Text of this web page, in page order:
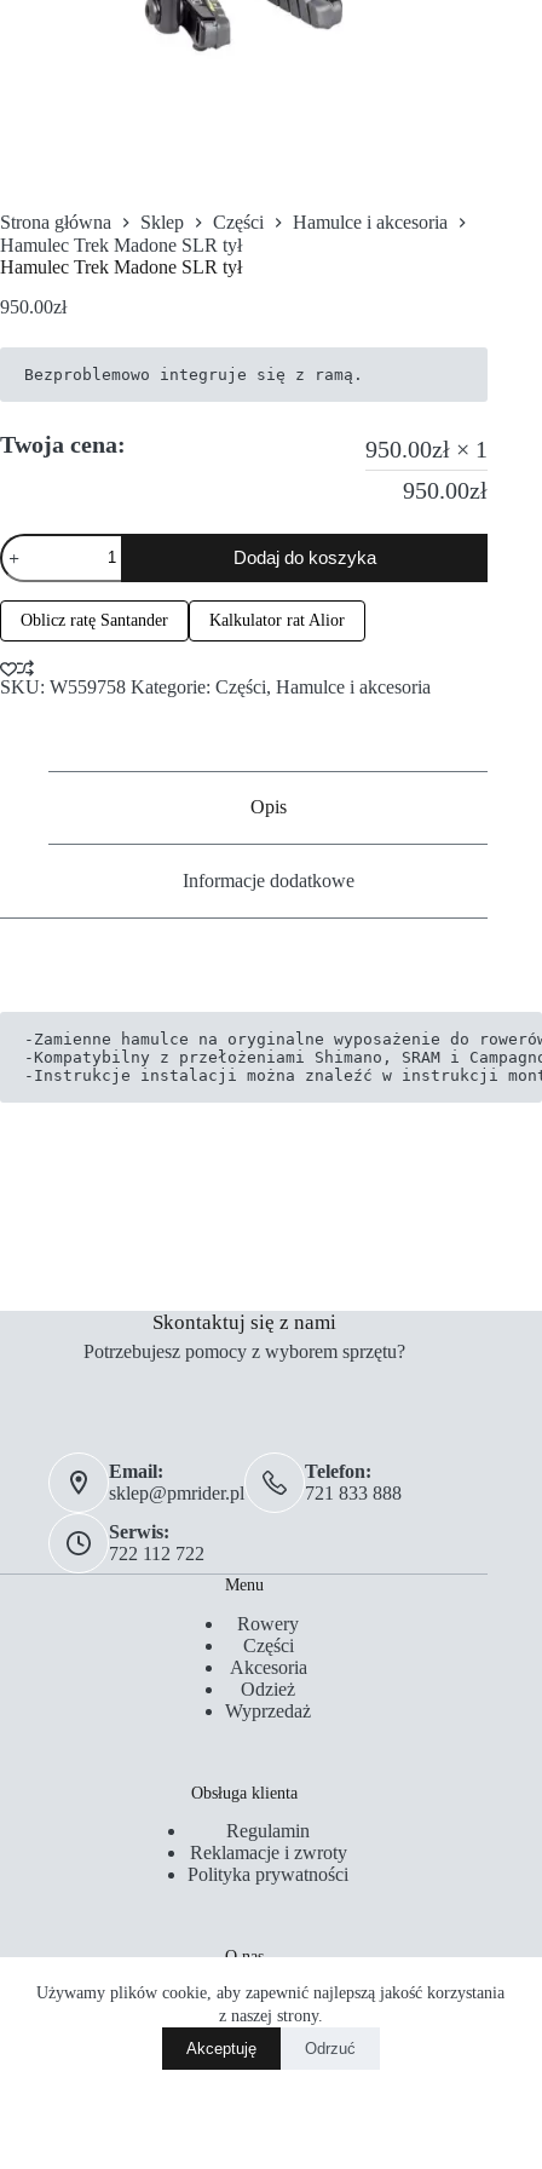
Używamy plików cookie, aby zapewnić najlepszą jakość korzystania
z naszej strony.
Akceptuję
Odrzuć
Strona główna Sklep Części
Hamulce i akcesoria
Hamulec Trek Madone SLR tył
Hamulec Trek Madone SLR tył
950.00zł
Bezproblemowo integruje się z ramą.
Twoja cena: 950.00zł × 1
950.00zł
Dodaj do koszyka
Oblicz ratę Santander Kalkulator rat Alior
SKU: W559758 Kategorie: Części, Hamulce i akcesoria
Opis
Informacje dodatkowe
-Zamienne hamulce na oryginalne wyposażenie do
-Kompatybilny z przełożeniami Shimano, SRAM i
-Instrukcje instalacji można znaleźć w instrukcji
Skontaktuj się z nami
Potrzebujesz pomocy z wyborem sprzętu?
Email:
sklep@pmrider.pl
Telefon:
721 833 888
Serwis:
722 112 722
Menu
Rowery
Części
Akcesoria
Odzież
Wyprzedaż
Obsługa klienta
Regulamin
Reklamacje i zwroty
Polityka prywatności
O nas
Kontakt
Serwis
Sklepy
Akademia Rowerowa
Hamulec Trek Madone SLR tył
Dodaj do koszyka